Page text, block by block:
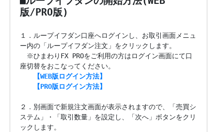
版/PRO版)
１．ループイフダン口座へログインし、お取引画面メニュ
ー内の「ループイフダン注文」をクリックします。
※ひまわりFX PROをご利用の方はログイン画面にて口
座切替をおこなってください。
【WEB版ログイン方法】
【PRO版ログイン方法】
２．別画面で新規注文画面が表示されますので、「売買シ
ステム」・「取引数量」を設定し、「次へ」ボタンをクリ
ックします。